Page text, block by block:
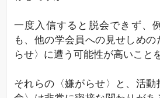
一度入信すると脱会できず、
も、他の学会員への見せしめ
らせ〉に遭う可能性が高いこと
それらの〈嫌がらせ〉と、活